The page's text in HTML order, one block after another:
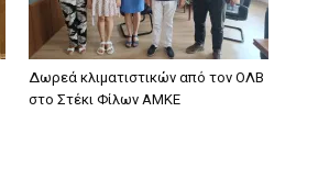
Δωρεά κλιματιστικών από τον ΟΛΒ
στο Στέκι Φίλων ΑΜΚΕ